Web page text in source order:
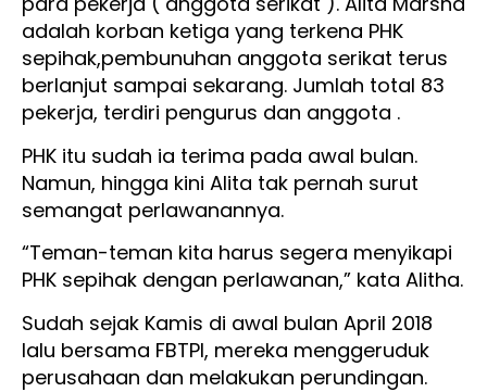
adalah korban ketiga yang terkena PHK
sepihak,pembunuhan anggota serikat terus
berlanjut sampai sekarang. Jumlah total 83
pekerja, terdiri pengurus dan anggota .
PHK itu sudah ia terima pada awal bulan.
Namun, hingga kini Alita tak pernah surut
semangat perlawanannya.
“Teman-teman kita harus segera menyikapi
PHK sepihak dengan perlawanan,” kata Alitha.
Sudah sejak Kamis di awal bulan April 2018
lalu bersama FBTPI, mereka menggeruduk
perusahaan dan melakukan perundingan.